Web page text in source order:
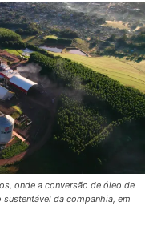
onde a conversão de óleo de
da companhia, em